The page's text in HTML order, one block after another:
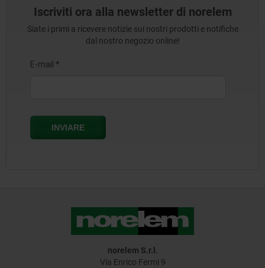
Iscriviti ora alla newsletter di norelem
Siate i primi a ricevere notizie sui nostri prodotti e notifiche
dal nostro negozio online!
norelem S.r.l.
Via Enrico Fermi 9